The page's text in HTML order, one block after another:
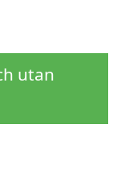
utan